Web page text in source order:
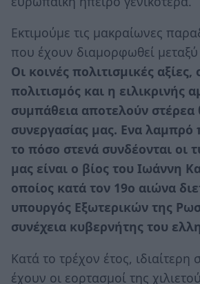
Εκτιμούμε τις μακραίωνες
που έχουν διαμορφωθεί
Οι κοινές πολιτισμικές
πολιτισμός και η ειλικρινής
συμπάθεια αποτελούν στέρεα
συνεργασίας μας. Ενα λαμπρό
το πόσο στενά συνδέονται οι
μας είναι ο βίος του Ιωάννη
οποίος κατά τον 19ο αιώνα
υπουργός Εξωτερικών της
συνέχεια κυβερνήτης του
Κατά το τρέχον έτος, ιδιαίτερη
έχουν οι εορτασμοί της